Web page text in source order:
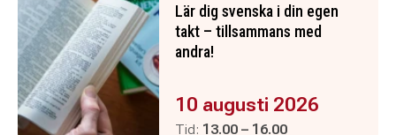
Lär dig svenska i din egen
takt – tillsammans med
andra!
Evenemanget är :
10 augusti 2026
Tid: Pågår mellan
13.00 – och
16.00